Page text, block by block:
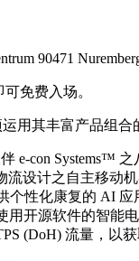
90471
免费入场。
用其丰富产品组合
e-con Systems™
流设计之自主移动
个性化康复的 AI
用开源软件的智能
(DoH) 流量，以获